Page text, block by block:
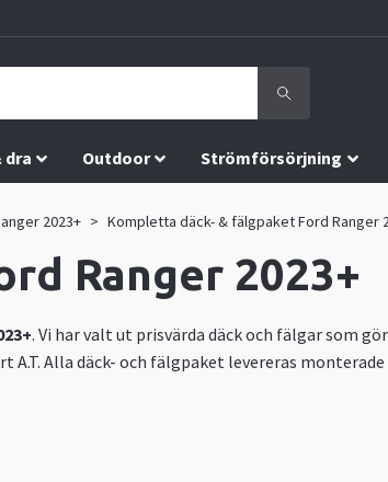
dra Outdoor Strömförsörjning
2023+ Kompletta däck- & fälgpaket Ford Ranger
Ranger 2023+
. Vi har valt ut prisvärda däck och fälgar som
Alla däck- och fälgpaket levereras